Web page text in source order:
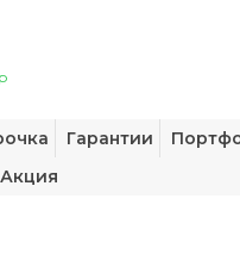
Гарантии
Акция